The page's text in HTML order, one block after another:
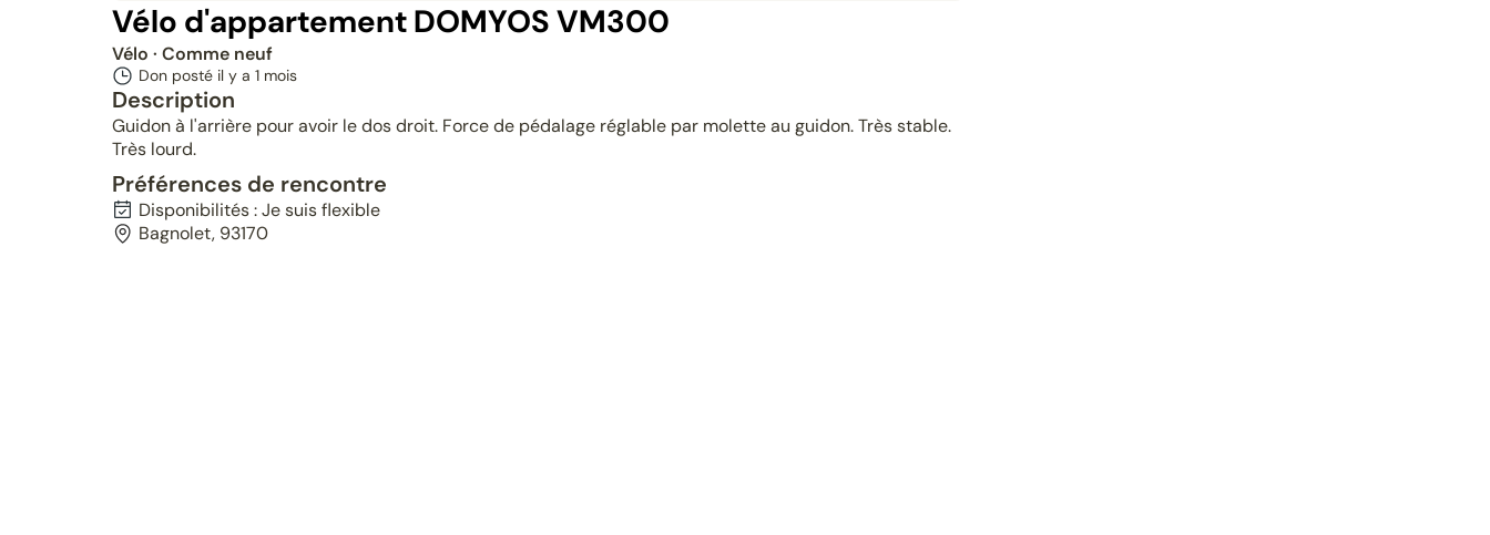
Vélo d'appartement DOMYOS VM300
Vélo · Comme neuf
Don posté il y a 1 mois
Description
Guidon à l'arrière pour avoir le dos droit. Force de pédalage réglable par molette au guidon. Très stable.
Très lourd.
Préférences de rencontre
Disponibilités : Je suis flexible
Bagnolet, 93170